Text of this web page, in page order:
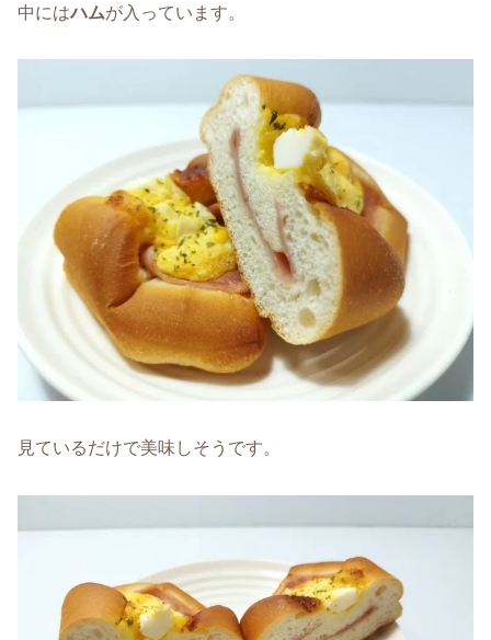
中にはハムが入っています。
見ているだけで美味しそうです。